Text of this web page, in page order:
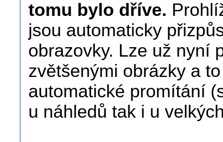
tomu bylo dříve.
jsou automaticky
obrazovky. Lze už nyní
zvětšenými obrázky a
automatické promítání
u náhledů tak i u